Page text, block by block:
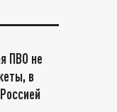
ПВО не
в